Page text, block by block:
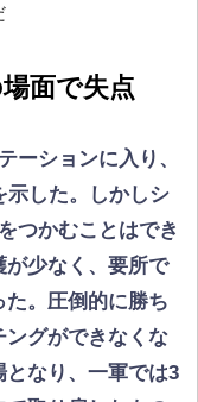
面で失点
ーションに入り、
示した。しかしシ
つかむことはでき
少なく、要所で
。圧倒的に勝ち
グができなくな
なり、一軍では3